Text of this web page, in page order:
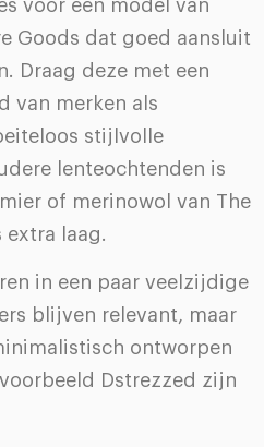
voor een model van
Goods dat goed aansluit
Draag deze met een
van merken als
stijlvolle
lenteochtenden is
of merinowol van The
extra laag.
in een paar veelzijdige
blijven relevant, maar
ontworpen
Dstrezzed zijn